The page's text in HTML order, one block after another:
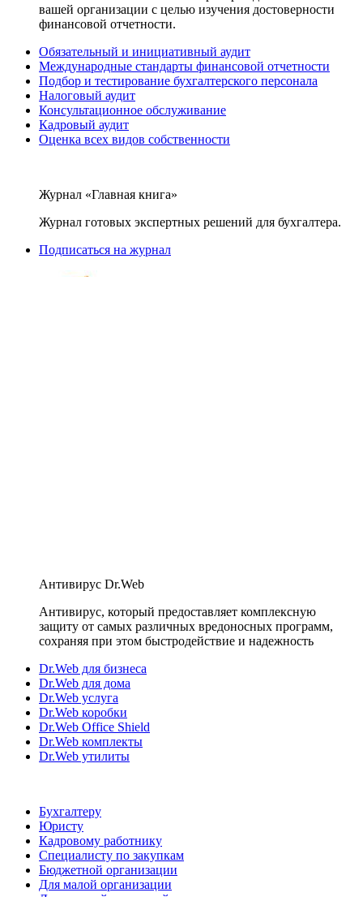
вашей организации с целью изучения достоверности
финансовой отчетности.
Обязательный и инициативный аудит
Международные стандарты финансовой отчетности
Подбор и тестирование бухгалтерского персонала
Налоговый аудит
Консультационное обслуживание
Кадровый аудит
Оценка всех видов собственности
Журнал «Главная книга»
Журнал готовых экспертных решений для бухгалтера.
Подписаться на журнал
Антивирус Dr.Web
Антивирус, который предоставляет комплексную
защиту от самых различных вредоносных программ,
сохраняя при этом быстродействие и надежность
Dr.Web для бизнеса
Dr.Web для дома
Dr.Web услуга
Dr.Web коробки
Dr.Web Office Shield
Dr.Web комплекты
Dr.Web утилиты
Бухгалтеру
Юристу
Кадровому работнику
Специалисту по закупкам
Бюджетной организации
Для малой организации